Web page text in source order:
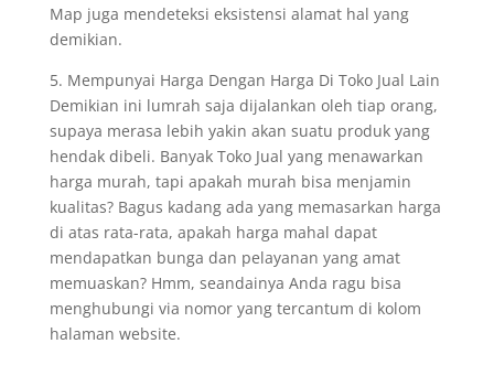
Map juga mendeteksi eksistensi alamat hal yang
demikian.
5. Mempunyai Harga Dengan Harga Di Toko Jual Lain
Demikian ini lumrah saja dijalankan oleh tiap orang,
supaya merasa lebih yakin akan suatu produk yang
hendak dibeli. Banyak Toko Jual yang menawarkan
harga murah, tapi apakah murah bisa menjamin
kualitas? Bagus kadang ada yang memasarkan harga
di atas rata-rata, apakah harga mahal dapat
mendapatkan bunga dan pelayanan yang amat
memuaskan? Hmm, seandainya Anda ragu bisa
menghubungi via nomor yang tercantum di kolom
halaman website.